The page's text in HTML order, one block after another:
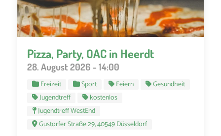
Pizza, Party, OAC in Heerdt
28. August 2026 - 14:00
Freizeit Sport Feiern
Gesundheit
Jugendtreff
kostenlos
Jugendtreff WestEnd
Gustorfer Straße 29, 40549 Düsseldorf